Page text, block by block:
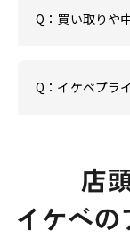
Q：買い取りや
Q：イケベプラ